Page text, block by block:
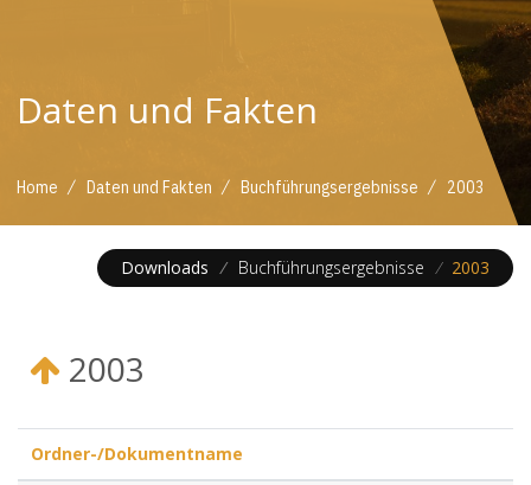
Daten und Fakten
Home / Daten und Fakten / Buchführungsergebnisse / 2003
Downloads / Buchführungsergebnisse / 2003
2003
Ordner-/Dokumentname